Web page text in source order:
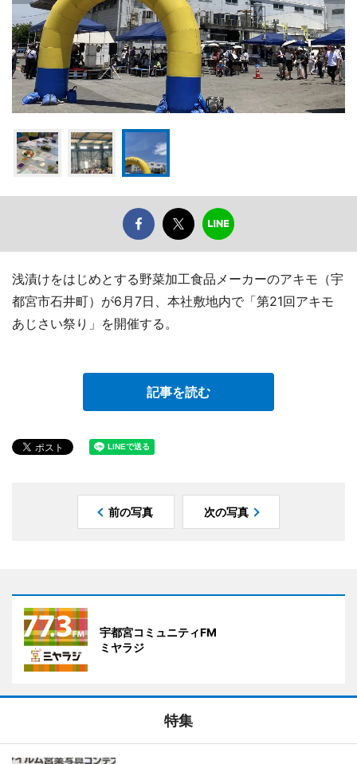
浅漬けをはじめとする野菜加工食品メーカーのアキモ（宇
都宮市石井町）が6月7日、本社敷地内で「第21回アキモ
あじさい祭り」を開催する。
記事を読む
前の写真 次の写真
宇都宮コミュニティFM
ミヤラジ
特集